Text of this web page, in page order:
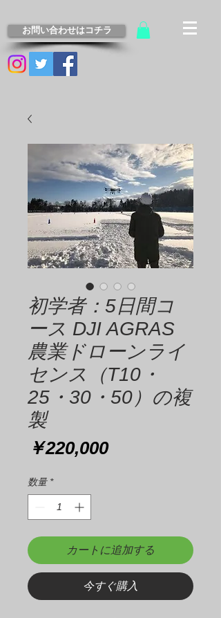
お問い合わせはコチラ
初学者：5日間コ
ース DJI AGRAS
農業ドローンライ
センス（T10・
25・30・50）の複
製
￥220,000価
数量 *
カートに追加する
今すぐ購入